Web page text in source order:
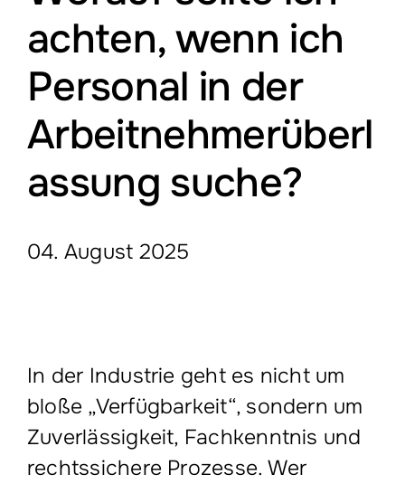
Leistungen
Montagepersonal
Offene Stellen
Über Uns
Blog
achten, wenn ich
Personal in der
Arbeitnehmerüberl
assung suche?
04. August 2025
In der Industrie geht es nicht um
bloße „Verfügbarkeit“, sondern um
Zuverlässigkeit, Fachkenntnis und
rechtssichere Prozesse. Wer